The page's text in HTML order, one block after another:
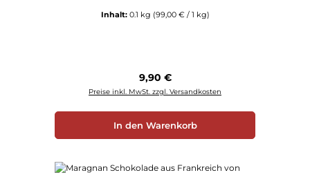
Inhalt: 0.1 kg (99,00 € / 1 kg)
Regulärer Preis:
9,90 €
Preise inkl. MwSt. zzgl. Versandkosten
In den Warenkorb